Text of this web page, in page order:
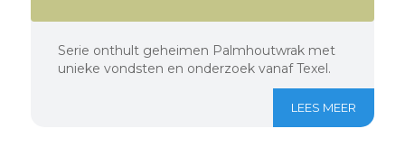
Serie onthult geheimen Palmhoutwrak met
unieke vondsten en onderzoek vanaf Texel.
LEES MEER